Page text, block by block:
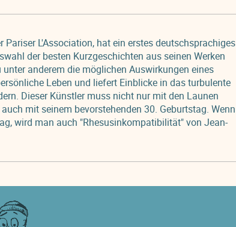
L'Association, hat ein erstes deutschsprachiges
der besten Kurzgeschichten aus seinen Werken
anderem die möglichen Auswirkungen eines
Leben und liefert Einblicke in das turbulente
Dieser Künstler muss nicht nur mit den Launen
mit seinem bevorstehenden 30. Geburtstag. Wenn
wird man auch "Rhesusinkompatibilität" von Jean-